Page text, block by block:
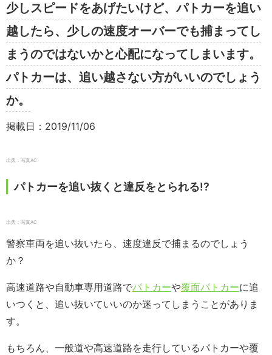
少しスピードをあげたいけど、パトカーを追い
越したら、少しの速度オーバーでも捕まってし
まうのではないかと心配になってしまいます。
パトカーは、追い越さない方がいいのでしょう
か。
掲載日：2019/11/06
出典：写真AC
パトカーを追い抜くと違反をとられる!?
出典：写真AC
警察車両を追い抜いたら、速度違反で捕まるのでしょう
か？
高速道路や自動車専用道路でパトカーや覆面パトカーに追
いつくと、追い抜いていいのか迷ってしまうことがありま
す。
もちろん、一般道や高速道路を走行しているパトカーや覆